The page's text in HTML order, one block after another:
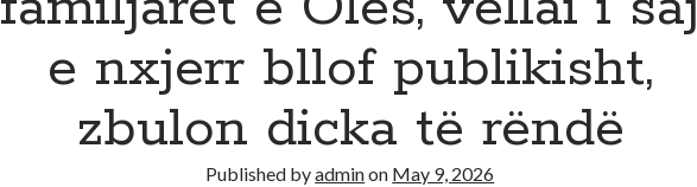
e nxjerr bllof publikisht,
zbulon dicka të rëndë
Published byadminon May 9, 2026